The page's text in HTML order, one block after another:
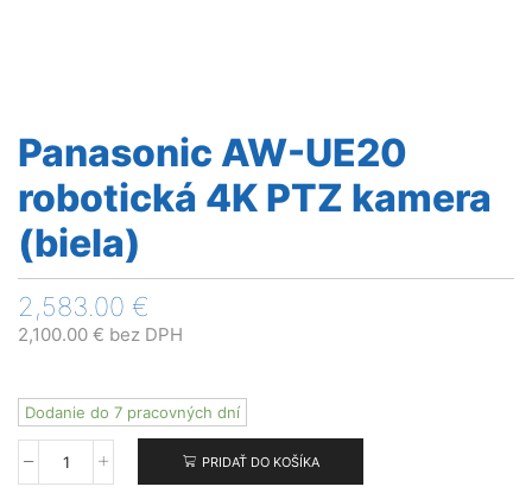
Panasonic AW-UE20
robotická 4K PTZ kamera
(biela)
2,583.00 €
2,100.00 € bez DPH
Dodanie do 7 pracovných dní
množstvo
PRIDAŤ DO KOŠÍKA